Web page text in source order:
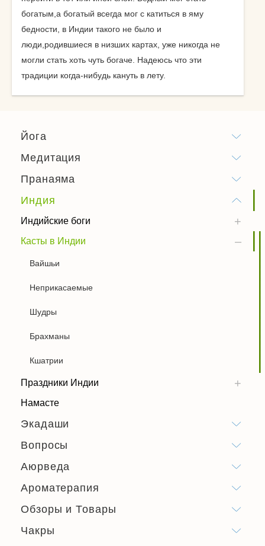
богатым,а богатый всегда мог с катиться в яму
бедности, в Индии такого не было и
люди,родившиеся в низших картах, уже никогда не
могли стать хоть чуть богаче. Надеюсь что эти
традиции когда-нибудь кануть в лету.
Йога
Медитация
Пранаяма
Индия
Индийские боги
Касты в Индии
Вайшьи
Неприкасаемые
Шудры
Брахманы
Кшатрии
Праздники Индии
Намасте
Экадаши
Вопросы
Аюрведа
Ароматерапия
Обзоры и Товары
Чакры